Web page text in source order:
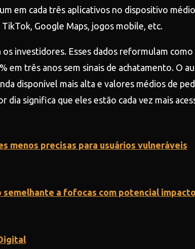
em cada três aplicativos no dispositivo
Google Maps, jogos mobile, etc.
investidores. Esses dados reformulam
em três anos sem sinais de achatamento. O
disponível mais alta e valores médios de
dia significa que eles estão cada vez mais
menos precisas para usuários vulneráveis
a fofocas com potencial